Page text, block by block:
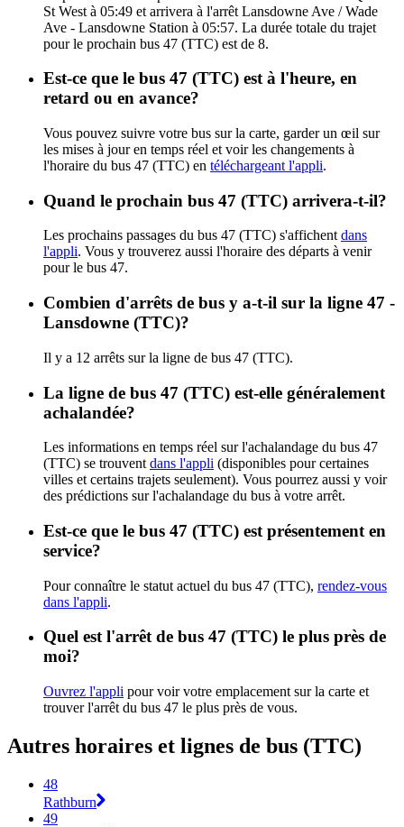
St West à 05:49 et arrivera à l'arrêt Lansdowne Ave / Wade
Ave - Lansdowne Station à 05:57. La durée totale du trajet
pour le prochain bus 47 (TTC) est de 8.
Est-ce que le bus 47 (TTC) est à l'heure, en
retard ou en avance?
Vous pouvez suivre votre bus sur la carte, garder un œil sur
les mises à jour en temps réel et voir les changements à
l'horaire du bus 47 (TTC) en téléchargeant l'appli.
Quand le prochain bus 47 (TTC) arrivera-t-il?
Les prochains passages du bus 47 (TTC) s'affichent dans
l'appli. Vous y trouverez aussi l'horaire des départs à venir
pour le bus 47.
Combien d'arrêts de bus y a-t-il sur la ligne 47 -
Lansdowne (TTC)?
Il y a 12 arrêts sur la ligne de bus 47 (TTC).
La ligne de bus 47 (TTC) est-elle généralement
achalandée?
Les informations en temps réel sur l'achalandage du bus 47
(TTC) se trouvent dans l'appli (disponibles pour certaines
villes et certains trajets seulement). Vous pourrez aussi y voir
des prédictions sur l'achalandage du bus à votre arrêt.
Est-ce que le bus 47 (TTC) est présentement en
service?
Pour connaître le statut actuel du bus 47 (TTC), rendez-vous
dans l'appli.
Quel est l'arrêt de bus 47 (TTC) le plus près de
moi?
Ouvrez l'appli pour voir votre emplacement sur la carte et
trouver l'arrêt du bus 47 le plus près de vous.
Autres horaires et lignes de bus (TTC)
48
Rathburn
49